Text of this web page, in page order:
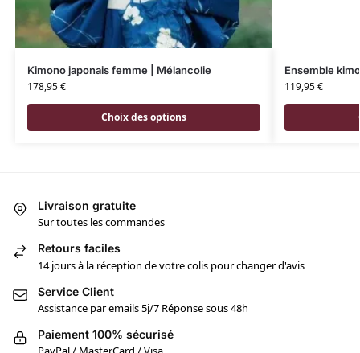
Kimono japonais femme | Mélancolie
178,95€
Choix des options
Ensemble
119,95€
Livraison gratuite
Sur toutes les commandes
Retours faciles
14 jours à la réception de votre colis pour changer d'avis
Service Client
Assistance par emails 5j/7 Réponse sous 48h
Paiement 100% sécurisé